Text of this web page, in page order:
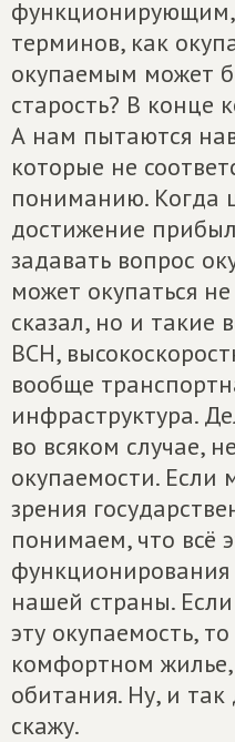
терминов, как
окупаемым может
старость? В конце
А нам пытаются
которые не
пониманию. Когда
достижение
задавать вопрос
может окупаться
сказал, но и такие
ВСН,
вообще
инфраструктура.
во всяком случае,
окупаемости. Если
зрения
понимаем, что всё
нашей страны.
эту окупаемость,
комфортном
обитания. Ну, и
скажу.